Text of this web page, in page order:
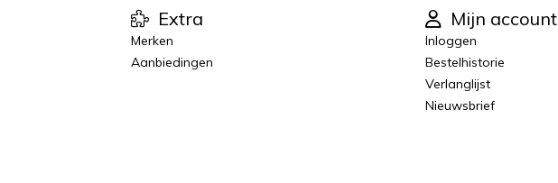
Extra
Merken
Aanbiedingen
Mijn account
Inloggen
Bestelhistorie
Verlanglijst
Nieuwsbrief